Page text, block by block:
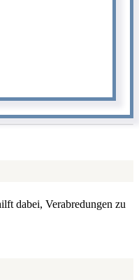
dabei, Verabredungen zu